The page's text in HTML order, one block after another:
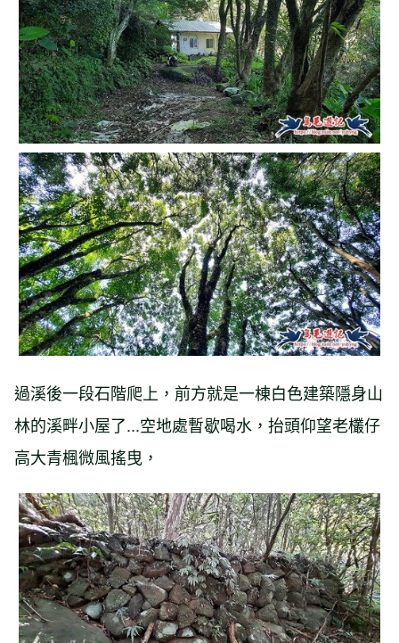
過溪後一段石階爬上，前方就是一棟白色建築隱身山
林的溪畔小屋了...空地處暫歇喝水，抬頭仰望老欉仔
高大青楓微風搖曳，